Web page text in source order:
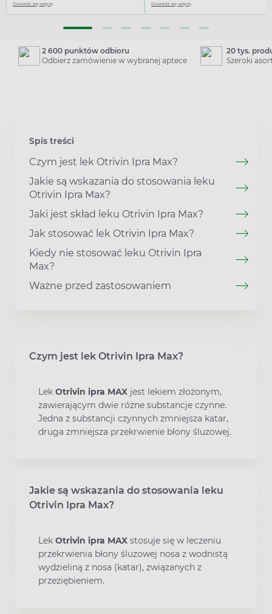
Dowiedz się więcej
Dowiedz się więcej
2 600 punktów odbioru
Odbierz zamówienie w wybranej aptece
20 tys.
Szeroki
Spis treści
Czym jest lek Otrivin Ipra Max?
Jakie są wskazania do stosowania leku
Otrivin Ipra Max?
Jaki jest skład leku Otrivin Ipra Max?
Jak stosować lek Otrivin Ipra Max?
Kiedy nie stosować leku Otrivin Ipra
Max?
Ważne przed zastosowaniem
Czym jest lek Otrivin Ipra Max?
Lek Otrivin ipra MAX jest lekiem złożonym,
zawierającym dwie różne substancje czynne.
Jedna z substancji czynnych zmniejsza katar,
druga zmniejsza przekrwienie błony śluzowej.
Jakie są wskazania do stosowania leku
Otrivin Ipra Max?
Lek Otrivin ipra MAX stosuje się w leczeniu
przekrwienia błony śluzowej nosa z wodnistą
wydzieliną z nosa (katar), związanych z
przeziębieniem.